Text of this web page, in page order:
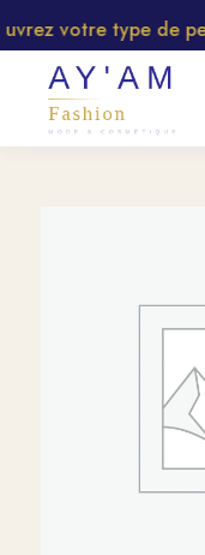
votre type de